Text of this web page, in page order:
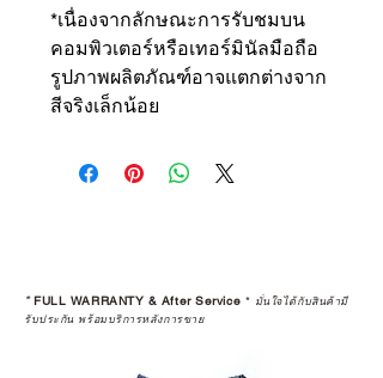
*เนื่องจากลักษณะการรับชมบน
คอมพิวเตอร์หรือเทอร์มินัลมือถือ
รูปภาพผลิตภัณฑ์อาจแตกต่างจาก
สีจริงเล็กน้อย
*FULL WARRANTY & After Service * มั่นใจได้กับสินค้ามี
รับประกัน พร้อมบริการหลังการขาย